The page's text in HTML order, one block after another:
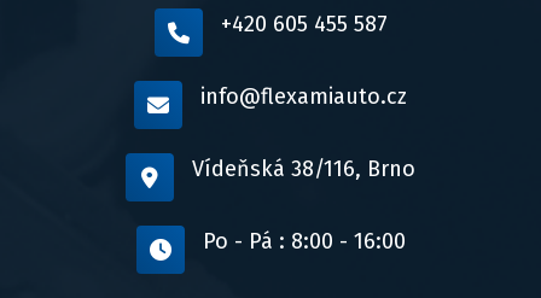
+420 605 455 587
info@flexamiauto.cz
Vídeňská 38/116, Brno
Po - Pá : 8:00 - 16:00